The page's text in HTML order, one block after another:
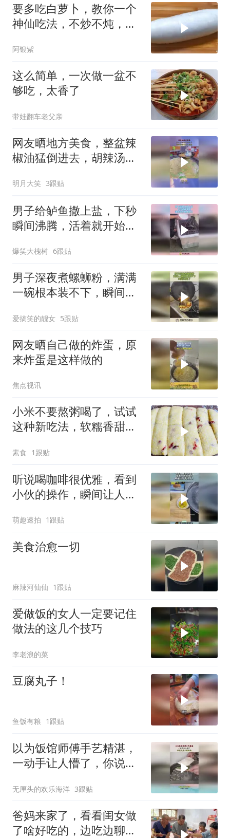
要多吃白萝卜，教你一个
神仙吃法，不炒不炖，美
阿银紫
这么简单，一次做一盆不
够吃，太香了
带娃翻车老父亲
网友晒地方美食，整盆辣
椒油猛倒进去，胡辣汤这
明月大笑 3跟贴
男子给鲈鱼撒上盐，下秒
瞬间沸腾，活着就开始腌
爆笑大槐树 6跟贴
男子深夜煮螺蛳粉，满满
一碗根本装不下，瞬间满
爱搞笑的靓女 5跟贴
网友晒自己做的炸蛋，原
来炸蛋是这样做的
焦点视讯
小米不要熬粥喝了，试试
这种新吃法，软糯香甜，
素食 1跟贴
听说喝咖啡很优雅，看到
小伙的操作，瞬间让人不
萌趣速拍 1跟贴
美食治愈一切
麻辣河仙仙 1跟贴
爱做饭的女人一定要记住
做法的这几个技巧
李老浪的菜
豆腐丸子！
鱼饭有粮 1跟贴
以为饭馆师傅手艺精湛，
一动手让人懵了，你说这
无厘头的欢乐海洋 3跟贴
爸妈来家了，看看闺女做
了啥好吃的，边吃边聊